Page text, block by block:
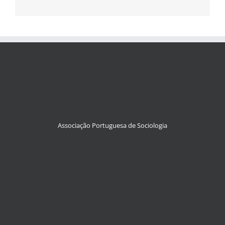
Associação Portuguesa de Sociologia